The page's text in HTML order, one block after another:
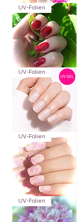
UV-Folien
UV-Folien
UV-Folien
UV-Folien